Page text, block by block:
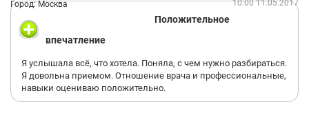
Город: Москва 10:00 11.05.2017
Положительное
впечатление
Я услышала всё, что хотела. Поняла, с чем нужно разбираться.
Я довольна приемом. Отношение врача и профессиональные,
навыки оцениваю положительно.